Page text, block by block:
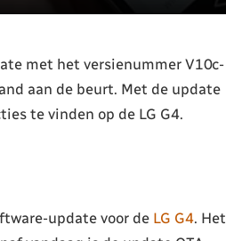
met het versienummer V10c-
aan de beurt. Met de update
te vinden op de LG G4.
update voor de LG G4. Het